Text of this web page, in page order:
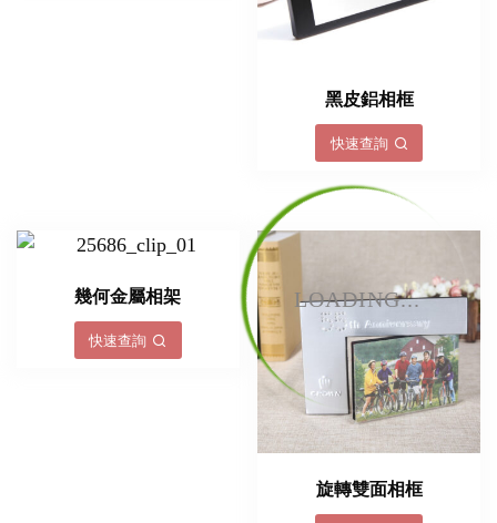
LOADING...
黑皮鋁相框
快速查詢
幾何金屬相架
快速查詢
旋轉雙面相框